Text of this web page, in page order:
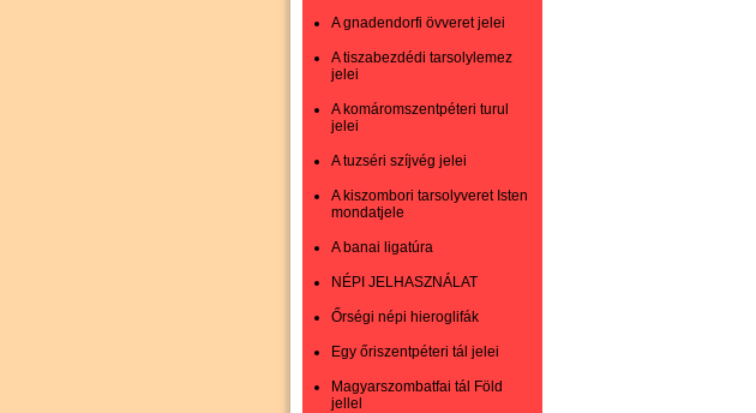
A gnadendorfi övveret jelei
A tiszabezdédi tarsolylemez
jelei
A komáromszentpéteri turul
jelei
A tuzséri szíjvég jelei
A kiszombori tarsolyveret Isten
mondatjele
A banai ligatúra
NÉPI JELHASZNÁLAT
Őrségi népi hieroglifák
Egy őriszentpéteri tál jelei
Magyarszombatfai tál Föld
jellel